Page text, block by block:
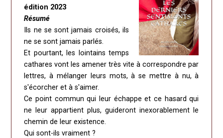
édition 2023
Résumé
Ils ne se sont jamais croisés, ils
ne se sont jamais parlés.
Et pourtant, les lointains temps
cathares vont les amener très vite à correspondre par
lettres, à mélanger leurs mots, à se mettre à nu, à
s'écorcher et à s'aimer.
Ce point commun qui leur échappe et ce hasard qui
ne leur appartient plus, guideront inexorablement le
chemin de leur existence.
Qui sont-ils vraiment ?